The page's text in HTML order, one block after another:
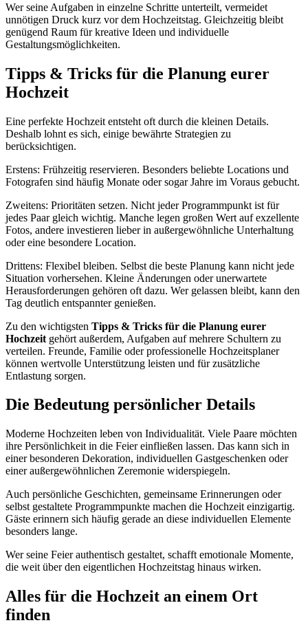
Wer seine Aufgaben in einzelne Schritte unterteilt, vermeidet
unnötigen Druck kurz vor dem Hochzeitstag. Gleichzeitig bleibt
genügend Raum für kreative Ideen und individuelle
Gestaltungsmöglichkeiten.
Tipps & Tricks für die Planung eurer
Hochzeit
Eine perfekte Hochzeit entsteht oft durch die kleinen Details.
Deshalb lohnt es sich, einige bewährte Strategien zu
berücksichtigen.
Erstens: Frühzeitig reservieren. Besonders beliebte Locations und
Fotografen sind häufig Monate oder sogar Jahre im Voraus gebucht.
Zweitens: Prioritäten setzen. Nicht jeder Programmpunkt ist für
jedes Paar gleich wichtig. Manche legen großen Wert auf exzellente
Fotos, andere investieren lieber in außergewöhnliche Unterhaltung
oder eine besondere Location.
Drittens: Flexibel bleiben. Selbst die beste Planung kann nicht jede
Situation vorhersehen. Kleine Änderungen oder unerwartete
Herausforderungen gehören oft dazu. Wer gelassen bleibt, kann den
Tag deutlich entspannter genießen.
Zu den wichtigsten Tipps & Tricks für die Planung eurer
Hochzeit gehört außerdem, Aufgaben auf mehrere Schultern zu
verteilen. Freunde, Familie oder professionelle Hochzeitsplaner
können wertvolle Unterstützung leisten und für zusätzliche
Entlastung sorgen.
Die Bedeutung persönlicher Details
Moderne Hochzeiten leben von Individualität. Viele Paare möchten
ihre Persönlichkeit in die Feier einfließen lassen. Das kann sich in
einer besonderen Dekoration, individuellen Gastgeschenken oder
einer außergewöhnlichen Zeremonie widerspiegeln.
Auch persönliche Geschichten, gemeinsame Erinnerungen oder
selbst gestaltete Programmpunkte machen die Hochzeit einzigartig.
Gäste erinnern sich häufig gerade an diese individuellen Elemente
besonders lange.
Wer seine Feier authentisch gestaltet, schafft emotionale Momente,
die weit über den eigentlichen Hochzeitstag hinaus wirken.
Alles für die Hochzeit an einem Ort
finden